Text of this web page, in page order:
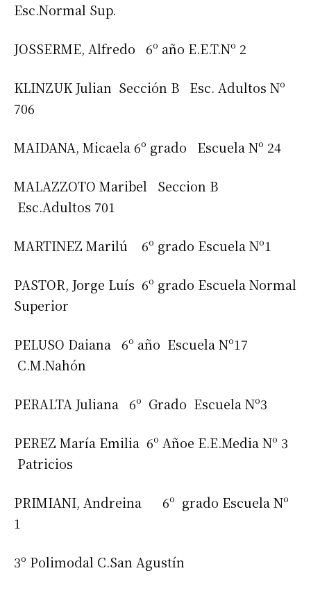
Suscribirme gratis
Nombre
Número de teléfono
Esc.Normal Sup.
JOSSERME, Alfredo 6º año E.E.T.Nº 2
KLINZUK Julian Sección B Esc. Adultos Nº
706
MAIDANA, Micaela 6º grado Escuela Nº 24
MALAZZOTO Maribel Seccion B
Esc.Adultos 701
MARTINEZ Marilú 6º grado Escuela Nº1
PASTOR, Jorge Luís 6º grado Escuela Normal
Superior
PELUSO Daiana 6º año Escuela Nº17
C.M.Nahón
PERALTA Juliana 6º Grado Escuela Nº3
PEREZ María Emilia 6º Añoe E.E.Media Nº 3
Patricios
PRIMIANI, Andreina 6º grado Escuela Nº
1
3º Polimodal C.San Agustín